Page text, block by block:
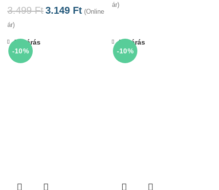
3.499Ft3.149 Ft (Online
ár)
ár)
-10%
Bezárás
-10%
Bezárás